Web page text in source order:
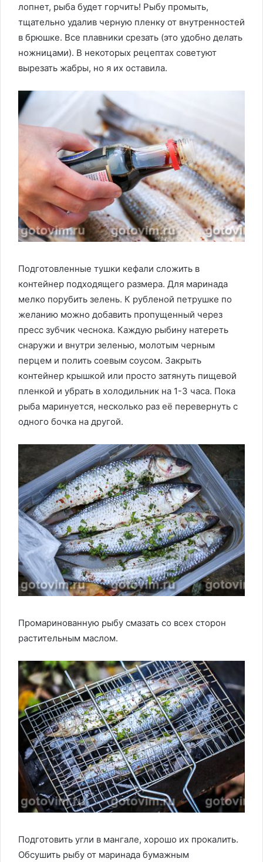
лопнет, рыба будет горчить! Рыбу промыть,
тщательно удалив черную пленку от внутренностей
в брюшке. Все плавники срезать (это удобно делать
ножницами). В некоторых рецептах советуют
вырезать жабры, но я их оставила.
Подготовленные тушки кефали сложить в
контейнер подходящего размера. Для маринада
мелко порубить зелень. К рубленой петрушке по
желанию можно добавить пропущенный через
пресс зубчик чеснока. Каждую рыбину натереть
снаружи и внутри зеленью, молотым черным
перцем и полить соевым соусом. Закрыть
контейнер крышкой или просто затянуть пищевой
пленкой и убрать в холодильник на 1-3 часа. Пока
рыба маринуется, несколько раз её перевернуть с
одного бочка на другой.
Промаринованную рыбу смазать со всех сторон
растительным маслом.
Подготовить угли в мангале, хорошо их прокалить.
Обсушить рыбу от маринада бумажным